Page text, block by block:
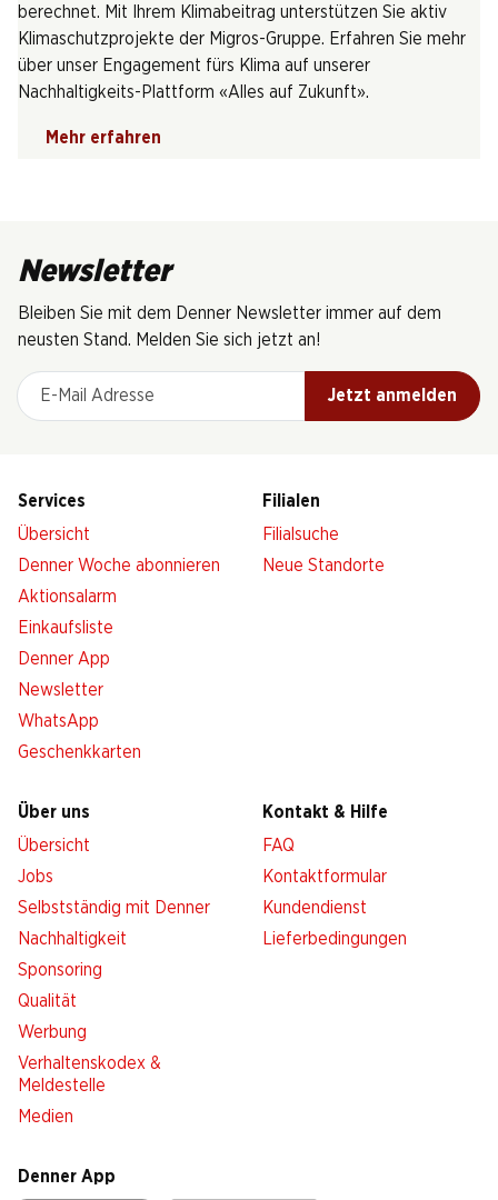
berechnet. Mit Ihrem Klimabeitrag unterstützen Sie aktiv
Klimaschutzprojekte der Migros-Gruppe. Erfahren Sie mehr
über unser Engagement fürs Klima auf unserer
Nachhaltigkeits-Plattform «Alles auf Zukunft».
Mehr erfahren
Newsletter
Bleiben Sie mit dem Denner Newsletter immer auf dem
neusten Stand. Melden Sie sich jetzt an!
E-Mail Adresse
Jetzt anmelden
Services
Übersicht
Denner Woche abonnieren
Aktionsalarm
Einkaufsliste
Denner App
Newsletter
WhatsApp
Geschenkkarten
Filialen
Filialsuche
Neue Standorte
Über uns
Übersicht
Jobs
Selbstständig mit Denner
Nachhaltigkeit
Sponsoring
Qualität
Werbung
Verhaltenskodex &
Meldestelle
Medien
Kontakt & Hilfe
FAQ
Kontaktformular
Kundendienst
Lieferbedingungen
Denner App